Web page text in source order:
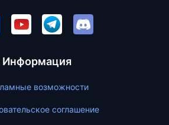
Информация
возможности
соглашение